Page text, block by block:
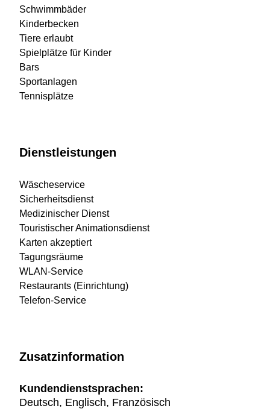
Schwimmbäder
Kinderbecken
Tiere erlaubt
Spielplätze für Kinder
Bars
Sportanlagen
Tennisplätze
Dienstleistungen
Wäscheservice
Sicherheitsdienst
Medizinischer Dienst
Touristischer Animationsdienst
Karten akzeptiert
Tagungsräume
WLAN-Service
Restaurants (Einrichtung)
Telefon-Service
Zusatzinformation
Kundendienstsprachen:
Deutsch, Englisch, Französisch